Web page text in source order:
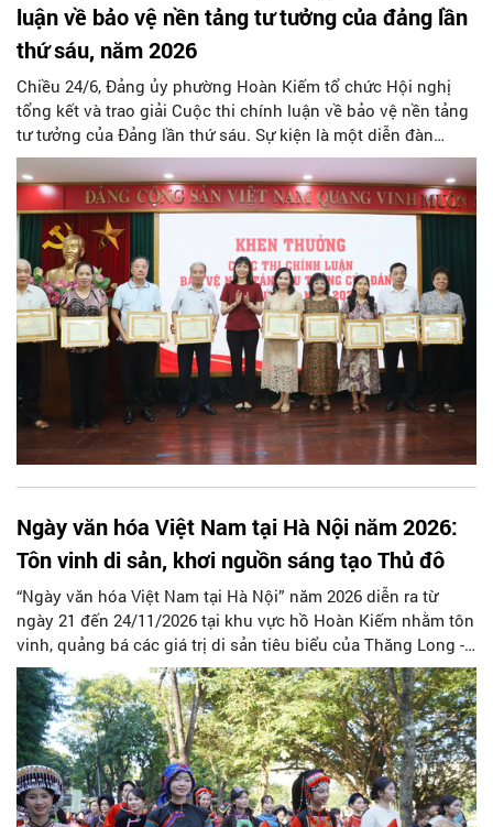
luận về bảo vệ nền tảng tư tưởng của đảng lần
thứ sáu, năm 2026
Chiều 24/6, Đảng ủy phường Hoàn Kiếm tổ chức Hội nghị
tổng kết và trao giải Cuộc thi chính luận về bảo vệ nền tảng
tư tưởng của Đảng lần thứ sáu. Sự kiện là một diễn đàn
chính trị sâu rộng, khơi dậy tinh thần trách nhiệm, lòng yêu
nước và ý thức hệ vững vàng của đông đảo cán bộ, đảng
viên cùng các tầng lớp nhân dân đang sinh sống, làm việc
trên địa bàn quận trung tâm thủ đô.
Ngày văn hóa Việt Nam tại Hà Nội năm 2026:
Tôn vinh di sản, khơi nguồn sáng tạo Thủ đô
“Ngày văn hóa Việt Nam tại Hà Nội” năm 2026 diễn ra từ
ngày 21 đến 24/11/2026 tại khu vực hồ Hoàn Kiếm nhằm tôn
vinh, quảng bá các giá trị di sản tiêu biểu của Thăng Long -
Hà Nội. Lễ khai mạc được tổ chức hoành tráng với quy mô
gần 4.000 người tham gia diễu hành hành trình qua 3
chương nghệ thuật đặc sắc. Xuyên suốt bốn ngày hội, công
chúng sẽ được hòa mình vào không gian nghệ thuật đa sắc
màu tại ba sân khấu phụ và mãn nhãn với màn trình diễn
ánh sáng công nghệ 3D mapping tại Tháp Rùa. Bên cạnh đó,
hệ th